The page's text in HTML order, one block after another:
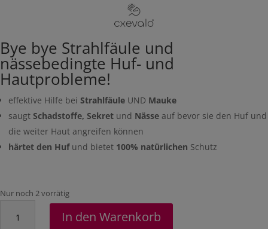
Bye bye Strahlfäule und
nässebedingte Huf- und
Hautprobleme!
effektive Hilfe bei Strahlfäule UND Mauke
saugt Schadstoffe, Sekret und Nässe auf bevor sie den Huf und
die weiter Haut angreifen können
härtet den Huf und bietet 100% natürlichen Schutz
Nur noch 2 vorrätig
100g
In den Warenkorb